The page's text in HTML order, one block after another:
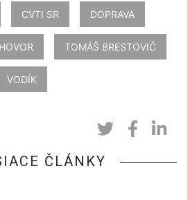
CVTI SR DOPRAVA
TOMÁŠ BRESTOVIČ
VODÍK
ČLÁNKY